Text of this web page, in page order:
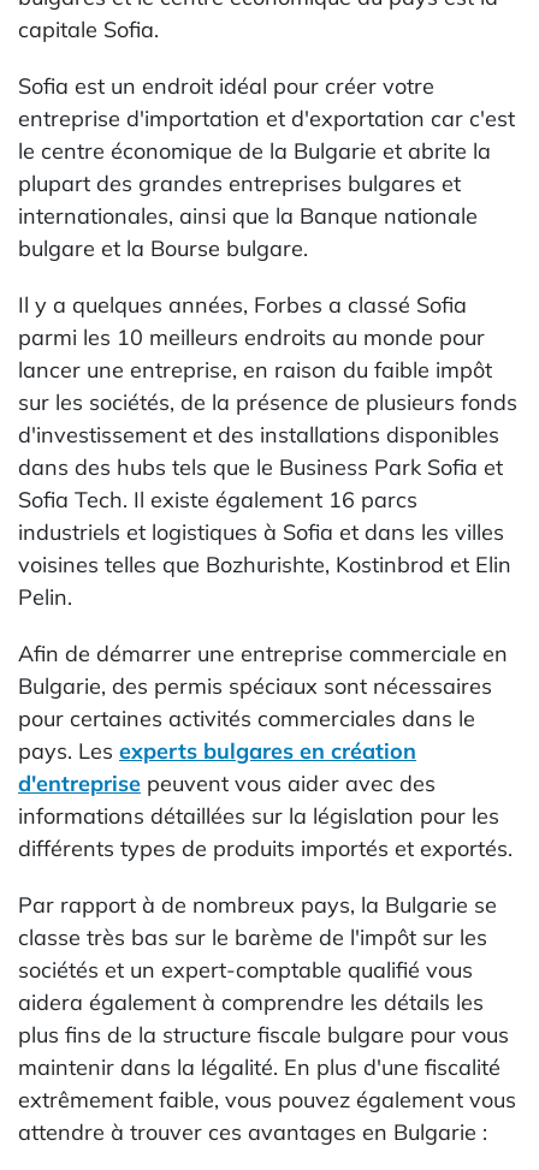
capitale Sofia.
Sofia est un endroit idéal pour créer votre
entreprise d'importation et d'exportation car c'est
le centre économique de la Bulgarie et abrite la
plupart des grandes entreprises bulgares et
internationales, ainsi que la Banque nationale
bulgare et la Bourse bulgare.
Il y a quelques années, Forbes a classé Sofia
parmi les 10 meilleurs endroits au monde pour
lancer une entreprise, en raison du faible impôt
sur les sociétés, de la présence de plusieurs fonds
d'investissement et des installations disponibles
dans des hubs tels que le Business Park Sofia et
Sofia Tech. Il existe également 16 parcs
industriels et logistiques à Sofia et dans les villes
voisines telles que Bozhurishte, Kostinbrod et Elin
Pelin.
Afin de démarrer une entreprise commerciale en
Bulgarie, des permis spéciaux sont nécessaires
pour certaines activités commerciales dans le
pays. Les experts bulgares en création
d'entreprise peuvent vous aider avec des
informations détaillées sur la législation pour les
différents types de produits importés et exportés.
Par rapport à de nombreux pays, la Bulgarie se
classe très bas sur le barème de l'impôt sur les
sociétés et un expert-comptable qualifié vous
aidera également à comprendre les détails les
plus fins de la structure fiscale bulgare pour vous
maintenir dans la légalité. En plus d'une fiscalité
extrêmement faible, vous pouvez également vous
attendre à trouver ces avantages en Bulgarie :